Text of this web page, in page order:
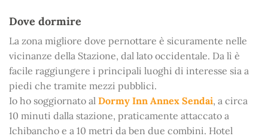
Dove dormire
La zona migliore dove pernottare è sicuramente nelle
vicinanze della Stazione, dal lato occidentale. Da lì è
facile raggiungere i principali luoghi di interesse sia a
piedi che tramite mezzi pubblici.
Io ho soggiornato al Dormy Inn Annex Sendai, a circa
10 minuti dalla stazione, praticamente attaccato a
Ichibancho e a 10 metri da ben due combini. Hotel